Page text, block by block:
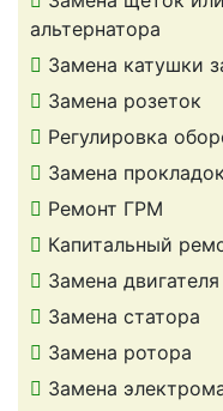
альтернатора
Замена катушки
Замена розеток
Регулировка
Замена
Ремонт ГРМ
Капитальный
Замена двигателя
Замена статора
Замена ротора
Замена